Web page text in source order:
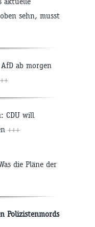
sehn, musst
ab morgen
CDU will
+++
die Pläne der
Polizistenmords